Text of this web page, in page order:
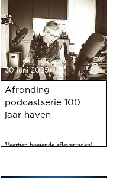
30 juni 2025
Afronding
podcastserie 100
jaar haven
Veertien boeiende afleveringen!